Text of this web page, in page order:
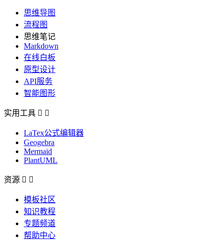
思维导图
流程图
思维笔记
Markdown
在线白板
原型设计
API服务
智能图形
实用工具  
LaTex公式编辑器
Geogebra
Mermaid
PlantUML
资源  
模板社区
知识教程
专题频道
帮助中心